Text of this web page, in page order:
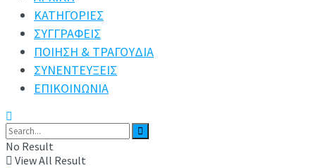
ΚΑΤΗΓΟΡΙΕΣ
ΣΥΓΓΡΑΦΕΙΣ
ΠΟΙΗΣΗ & ΤΡΑΓΟΥΔΙΑ
ΣΥΝΕΝΤΕΥΞΕΙΣ
ΕΠΙΚΟΙΝΩΝΙΑ
No Result
View All Result